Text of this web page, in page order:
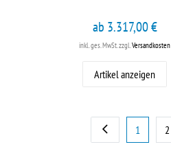
ab 3.317,00 €
inkl. ges. MwSt. zzgl.Versandkosten
Artikel anzeigen
1 2